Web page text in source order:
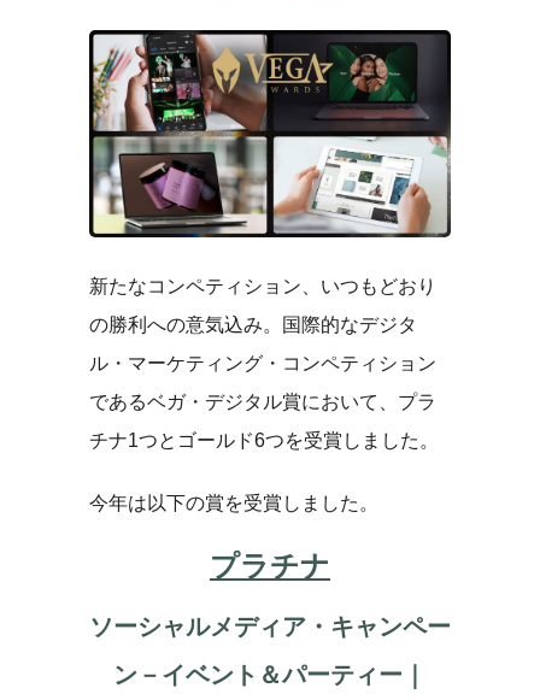
新たなコンペティション、いつもどおり
の勝利への意気込み。国際的なデジタ
ル・マーケティング・コンペティション
であるベガ・デジタル賞において、プラ
チナ1つとゴールド6つを受賞しました。
今年は以下の賞を受賞しました。
プラチナ
ソーシャルメディア・キャンペー
ン－イベント＆パーティー｜